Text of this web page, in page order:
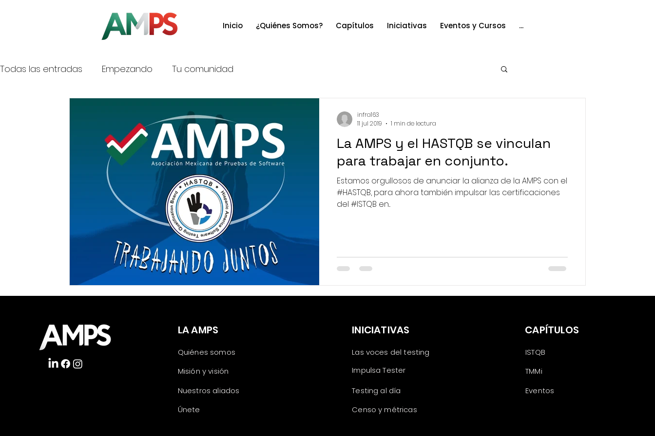
Inicio ¿Quiénes Somos? Capítulos Iniciativas Eventos y Cursos ...
Todas las entradas Empezando Tu comunidad
La AMPS y el HASTQB se vinculan
para trabajar en conjunto.
Estamos orgullosos de anunciar la alianza de la AMPS con el
#HASTQB, para ahora también impulsar las certificaciones
del #ISTQB en...
infra163
11 jul 2019
1 min de lectura
LA AMPS
Quiénes somos
Misión y visión
Nuestros aliados
Únete
INICIATIVAS
Las voces del testing
Impulsa Tester
Testing al día
Censo y métricas
CAPÍTULOS
ISTQB
TMMi
Eventos